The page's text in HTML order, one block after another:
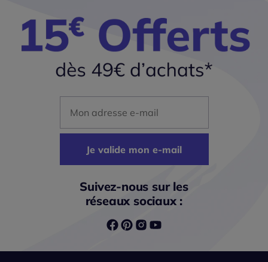
Je valide mon e-mail
Suivez-nous sur les
réseaux sociaux :